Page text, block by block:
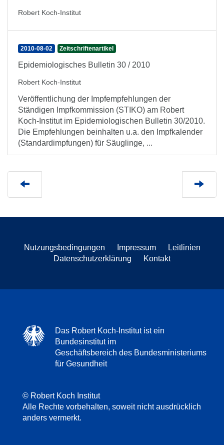
Robert Koch-Institut
2010-08-02 Zeitschriftenartikel
Epidemiologisches Bulletin 30 / 2010
Robert Koch-Institut
Veröffentlichung der Impfempfehlungen der
Ständigen Impfkommission (STIKO) am Robert
Koch-Institut im Epidemiologischen Bulletin 30/2010.
Die Empfehlungen beinhalten u.a. den Impfkalender
(Standardimpfungen) für Säuglinge, ...
Nutzungsbedingungen Impressum
Leitlinien
Datenschutzerklärung
Kontakt
Das Robert Koch-Institut ist ein
Bundesinstitut im
Geschäftsbereich des Bundesministeriums
für Gesundheit
© Robert Koch Institut
Alle Rechte vorbehalten, soweit nicht ausdrücklich
anders vermerkt.